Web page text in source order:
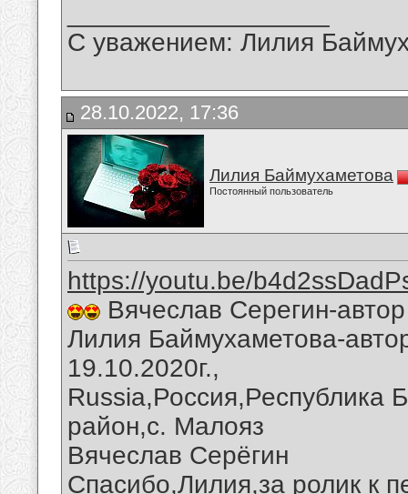
С уважением: Лилия
28.10.2022, 17:36
Лилия Баймухаметова
Постоянный пользователь
https://youtu.be/
Вячеслав Серегин-
Лилия Баймухаметова-
19.10.2020г.,
Russia,Россия,Республика
район,с. Малояз
Вячеслав Серёгин
Спасибо,Лилия,за ролик к